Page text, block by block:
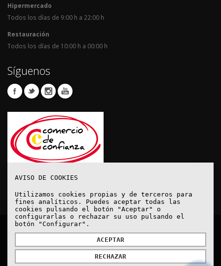
Hipermercado
Todos los días de 9:00 h a 22:00 h
Restauración
Todos los días de 10:00 h a 00:00 h
Síguenos
© Copyright 2020. Todos los derechos reservados.
Aviso Legal Política de protección de datos Política de Cookies
AVISO DE COOKIES
Utilizamos cookies propias y de terceros para
fines analíticos. Puedes aceptar todas las
cookies pulsando el botón "Aceptar" o
configurarlas o rechazar su uso pulsando el
botón "Configurar".
ACEPTAR
RECHAZAR